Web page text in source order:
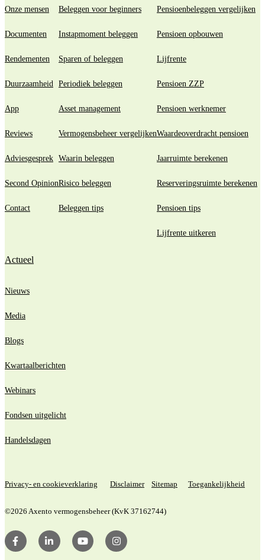
Onze mensen
Documenten
Rendementen
Duurzaamheid
App
Reviews
Adviesgesprek
Second Opinion
Contact
Beleggen voor beginners
Instapmoment beleggen
Sparen of beleggen
Periodiek beleggen
Asset management
Vermogensbeheer vergelijken
Waarin beleggen
Risico beleggen
Beleggen tips
Pensioenbeleggen vergelijken
Pensioen opbouwen
Lijfrente
Pensioen ZZP
Pensioen werknemer
Waardeoverdracht pensioen
Jaarruimte berekenen
Reserveringsruimte berekenen
Pensioen tips
Lijfrente uitkeren
Actueel
Nieuws
Media
Blogs
Kwartaalberichten
Webinars
Fondsen uitgelicht
Handelsdagen
Privacy- en cookieverklaring Disclaimer Sitemap Toegankelijkheid
©2026 Axento vermogensbeheer (KvK 37162744)